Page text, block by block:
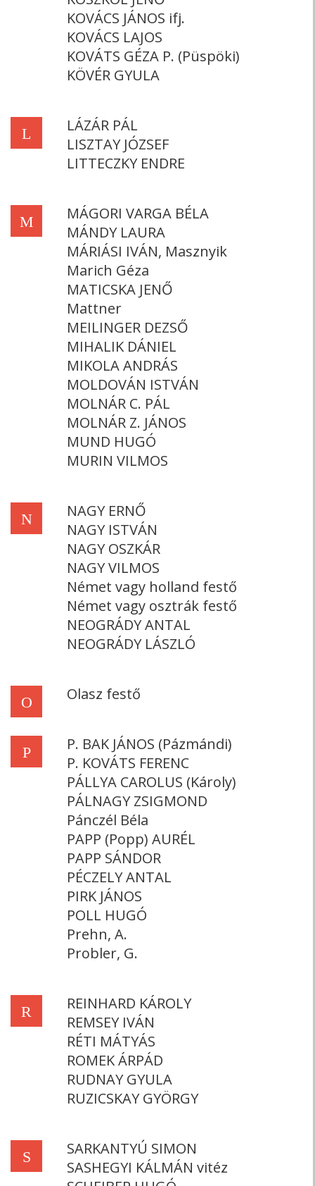
KOVÁCS JÁNOS ifj.
KOVÁCS LAJOS
KOVÁTS GÉZA P. (Püspöki)
KÖVÉR GYULA
L
LÁZÁR PÁL
LISZTAY JÓZSEF
LITTECZKY ENDRE
M
MÁGORI VARGA BÉLA
MÁNDY LAURA
MÁRIÁSI IVÁN, Masznyik
Marich Géza
MATICSKA JENŐ
Mattner
MEILINGER DEZSŐ
MIHALIK DÁNIEL
MIKOLA ANDRÁS
MOLDOVÁN ISTVÁN
MOLNÁR C. PÁL
MOLNÁR Z. JÁNOS
MUND HUGÓ
MURIN VILMOS
N
NAGY ERNŐ
NAGY ISTVÁN
NAGY OSZKÁR
NAGY VILMOS
Német vagy holland festő
Német vagy osztrák festő
NEOGRÁDY ANTAL
NEOGRÁDY LÁSZLÓ
O Olasz festő
P
P. BAK JÁNOS (Pázmándi)
P. KOVÁTS FERENC
PÁLLYA CAROLUS (Károly)
PÁLNAGY ZSIGMOND
Pánczél Béla
PAPP (Popp) AURÉL
PAPP SÁNDOR
PÉCZELY ANTAL
PIRK JÁNOS
POLL HUGÓ
Prehn, A.
Probler, G.
R
REINHARD KÁROLY
REMSEY IVÁN
RÉTI MÁTYÁS
ROMEK ÁRPÁD
RUDNAY GYULA
RUZICSKAY GYÖRGY
S
SARKANTYÚ SIMON
SASHEGYI KÁLMÁN vitéz